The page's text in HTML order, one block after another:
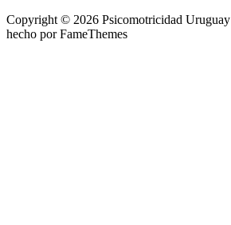
Copyright © 2026 Psicomotricidad Uruguay
hecho por FameThemes